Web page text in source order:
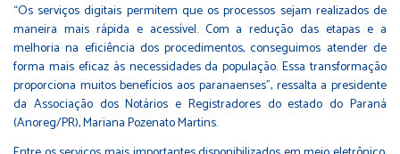
“Os serviços digitais permitem que os processos sejam realizados de
maneira mais rápida e acessível. Com a redução das etapas e a
melhoria na eficiência dos procedimentos, conseguimos atender de
forma mais eficaz às necessidades da população. Essa transformação
proporciona muitos benefícios aos paranaenses”, ressalta a presidente
da Associação dos Notários e Registradores do estado do Paraná
(Anoreg/PR), Mariana Pozenato Martins.